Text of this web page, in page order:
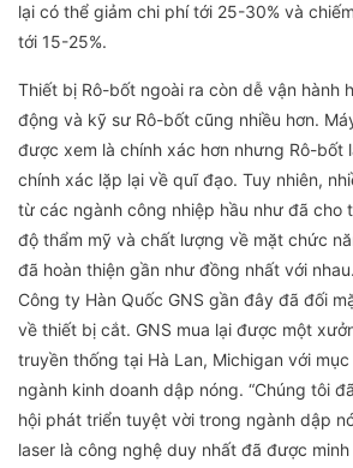
lại có thể giảm chi phí tới 25-30% và
tới 15-25%.
Thiết bị Rô-bốt ngoài ra còn dễ vận hành
động và kỹ sư Rô-bốt cũng nhiều hơn.
được xem là chính xác hơn nhưng Rô-bốt
chính xác lặp lại về quĩ đạo. Tuy nhiên,
từ các ngành công nhiệp hầu như đã cho
độ thẩm mỹ và chất lượng về mặt chức
đã hoàn thiện gần như đồng nhất với nhau.
Công ty Hàn Quốc GNS gần đây đã đối
về thiết bị cắt. GNS mua lại được một
truyền thống tại Hà Lan, Michigan với
ngành kinh doanh dập nóng. “Chúng tôi
hội phát triển tuyệt vời trong ngành dập
laser là công nghệ duy nhất đã được